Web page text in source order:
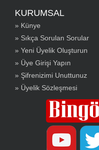
KURUMSAL
» Künye
» Sıkça Sorulan Sorular
» Yeni Üyelik Oluşturun
» Üye Girişi Yapın
» Şifrenizimi Unuttunuz
» Üyelik Sözleşmesi